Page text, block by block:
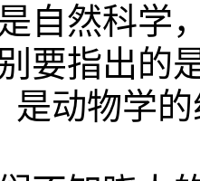
自然科学
要指出的
是动物学